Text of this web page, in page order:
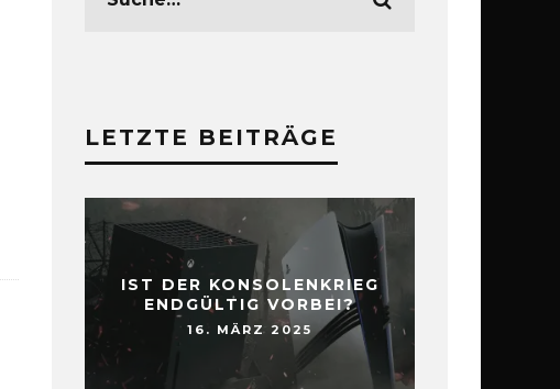
LETZTE BEITRÄGE
IST DER KONSOLENKRIEG
ENDGÜLTIG VORBEI?
16. MÄRZ 2025